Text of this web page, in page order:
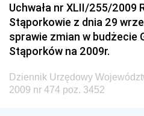
Dziennik Urzędowy
Narodowego i Sportu
Dziennik Urzędowy
Dziennik Urzędowy Ministra
Uchwała nr XLII/255/2009
Stąporkowie z dnia 29
sprawie zmian w budżecie
Stąporków na 2009r.
Dziennik Urzędowy
2009 nr 474 poz. 3452